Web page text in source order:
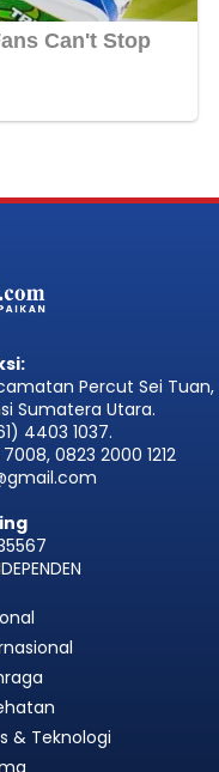
Percut Sei Tuan,
Sumatera Utara.
4403 1037.
0823 2000 1212
& Teknologi